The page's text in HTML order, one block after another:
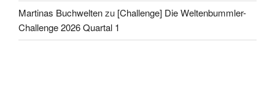
Martinas Buchweltenzu [Challenge] Die Weltenbummler-
Challenge 2026 Quartal 1